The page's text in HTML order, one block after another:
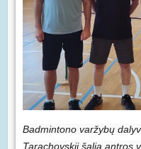
Badmintono varžybų
Tarachovskij,šalia antros